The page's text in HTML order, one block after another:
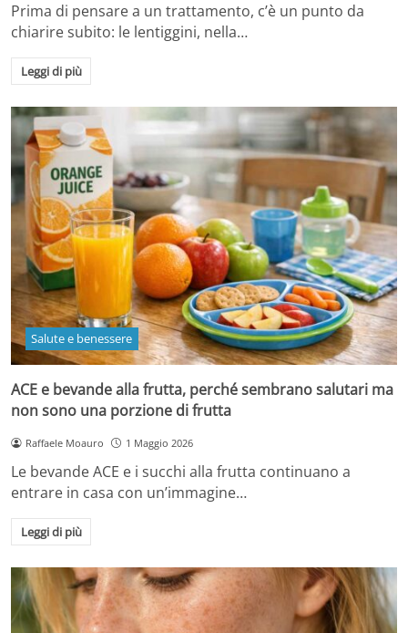
Prima di pensare a un trattamento, c’è un punto da
chiarire subito: le lentiggini, nella…
Leggi di più
Salute e benessere
ACE e bevande alla frutta, perché sembrano salutari ma
non sono una porzione di frutta
Raffaele Moauro 1 Maggio 2026
Le bevande ACE e i succhi alla frutta continuano a
entrare in casa con un’immagine…
Leggi di più